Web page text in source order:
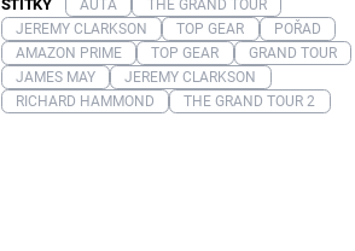
ŠTÍTKY AUTA
THE GRAND TOUR
JEREMY CLARKSON
TOP GEAR
POŘAD
AMAZON PRIME
TOP GEAR
GRAND TOUR
JAMES MAY
JEREMY CLARKSON
RICHARD HAMMOND
THE GRAND TOUR 2